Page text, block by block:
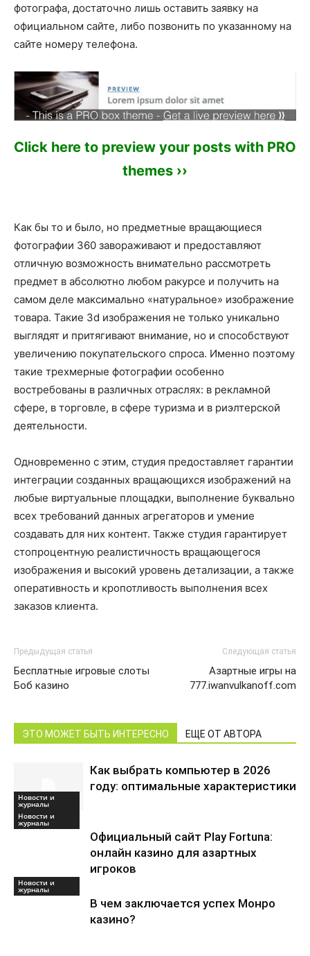
фотографа, достаточно лишь оставить заявку на
официальном сайте, либо позвонить по указанному на
сайте номеру телефона.
Click here to preview your posts with PRO
themes ››
Как бы то и было, но предметные вращающиеся
фотографии 360 завораживают и предоставляют
отличную возможность внимательно рассмотреть
предмет в абсолютно любом ракурсе и получить на
самом деле максимально «натуральное» изображение
товара. Такие 3d изображения не только уникально
выглядят и притягивают внимание, но и способствуют
увеличению покупательского спроса. Именно поэтому
такие трехмерные фотографии особенно
востребованы в различных отраслях: в рекламной
сфере, в торговле, в сфере туризма и в риэлтерской
деятельности.
Одновременно с этим, студия предоставляет гарантии
интеграции созданных вращающихся изображений на
любые виртуальные площадки, выполнение буквально
всех требований данных агрегаторов и умение
создавать для них контент. Также студия гарантирует
стопроцентную реалистичность вращающегося
изображения и высокий уровень детализации, а также
оперативность и кропотливость выполнения всех
заказов клиента.
Предыдущая статья
Бесплатные игровые слоты
Боб казино
Следующая статья
Азартные игры на
777.iwanvulkanoff.com
ЭТО МОЖЕТ БЫТЬ ИНТЕРЕСНО ЕЩЕ ОТ АВТОРА
Новости и
журналы
Как выбрать компьютер в 2026
году: оптимальные характеристики
Новости и
журналы
Официальный сайт Play Fortuna:
онлайн казино для азартных
игроков
Новости и
журналы
В чем заключается успех Монро
казино?